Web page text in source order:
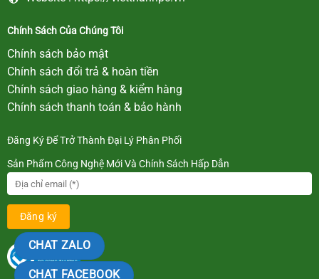
Chính Sách Của Chúng Tôi
Chính sách bảo mật
Chính sách đổi trả & hoàn tiền
Chính sách giao hàng & kiểm hàng
Chính sách thanh toán & bảo hành
Đăng Ký Để Trở Thành Đại Lý Phân Phối
Sản Phẩm Công Nghệ Mới Và Chính Sách Hấp Dẫn
CHAT ZALO
CHAT FACEBOOK